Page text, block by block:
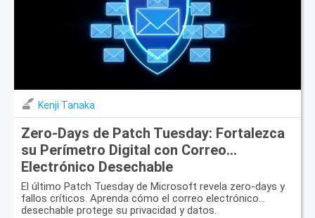
Kenji Tanaka
Zero-Days de Patch Tuesday: Fortalezca
su Perímetro Digital con Correo
Electrónico Desechable
El último Patch Tuesday de Microsoft revela zero-days y
fallos críticos. Aprenda cómo el correo electrónico
desechable protege su privacidad y datos.